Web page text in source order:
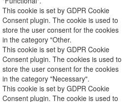
This cookie is set by GDPR Cookie
Consent plugin. The cookie is used to
store the user consent for the cookies
in the category "Other.
This cookie is set by GDPR Cookie
Consent plugin. The cookies is used to
store the user consent for the cookies
in the category "Necessary".
This cookie is set by GDPR Cookie
Consent plugin. The cookie is used to